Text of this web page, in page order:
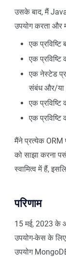
उसके बाद, मैं
उपयोग करता और
एक
एक
एक नेस्टेड
संबंध और/या
एक
एक
मैंने प्रत्येक ORM
को साझा करना
स्वामित्व में हैं,
परिणाम
15 मई, 2023 के
उपयोग-केस के लिए
उपयोग